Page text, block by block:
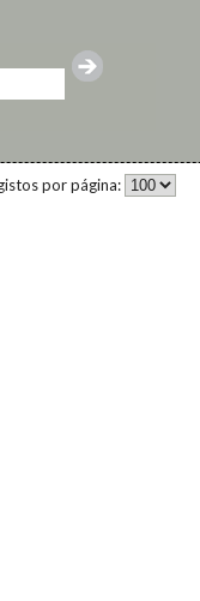
por página: